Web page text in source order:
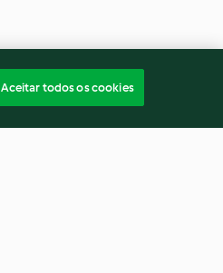
Aceitar todos os cookies